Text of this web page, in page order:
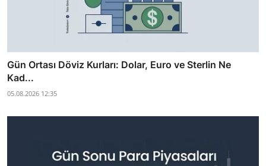
Gün Ortası Döviz Kurları: Dolar, Euro ve Sterlin Ne
Kad...
05.08.2026 12:35